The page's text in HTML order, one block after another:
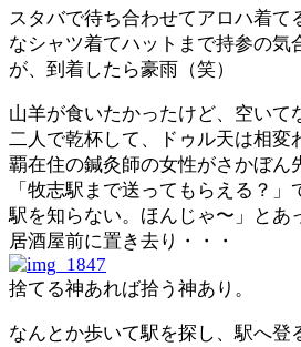
スタバで待ち合わせてアロハ着て
なシャツ着てハットまで持参の気
が、到着したら豪雨（笑）
山羊が食いたかったけど、空いて
二人で乾杯して、ドゥル天は相変
覇在住の鍼灸師の女性がさかぼん
「牧志駅まで送ってもらえる？」
駅を知らない。ほんじゃ〜」とあ
居酒屋前に置き去り・・・
捨てる神あれば拾う神あり。
なんとか歩いて駅を探し、駅へ登